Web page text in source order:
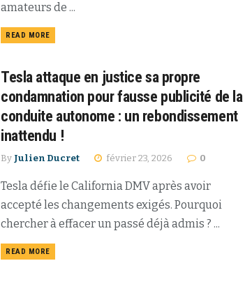
amateurs de ...
READ MORE
Tesla attaque en justice sa propre
condamnation pour fausse publicité de la
conduite autonome : un rebondissement
inattendu !
By Julien Ducret février 23, 2026 0
Tesla défie le California DMV après avoir
accepté les changements exigés. Pourquoi
chercher à effacer un passé déjà admis ? ...
READ MORE